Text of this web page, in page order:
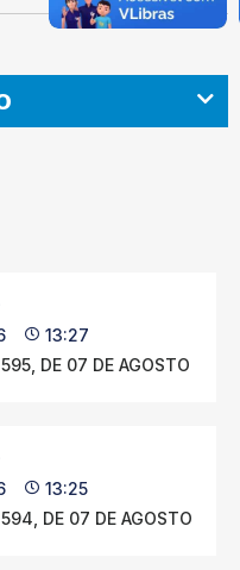
13:27
DE 07 DE AGOSTO
13:25
DE 07 DE AGOSTO